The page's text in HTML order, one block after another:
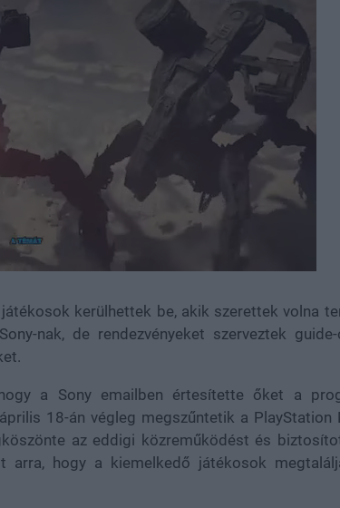
kerülhettek be, akik szerettek volna
nak, de rendezvényeket szerveztek guide-
a Sony emailben értesítette őket a
18-án végleg megszűntetik a PlayStation
az eddigi közreműködést és
arra, hogy a kiemelkedő játékosok